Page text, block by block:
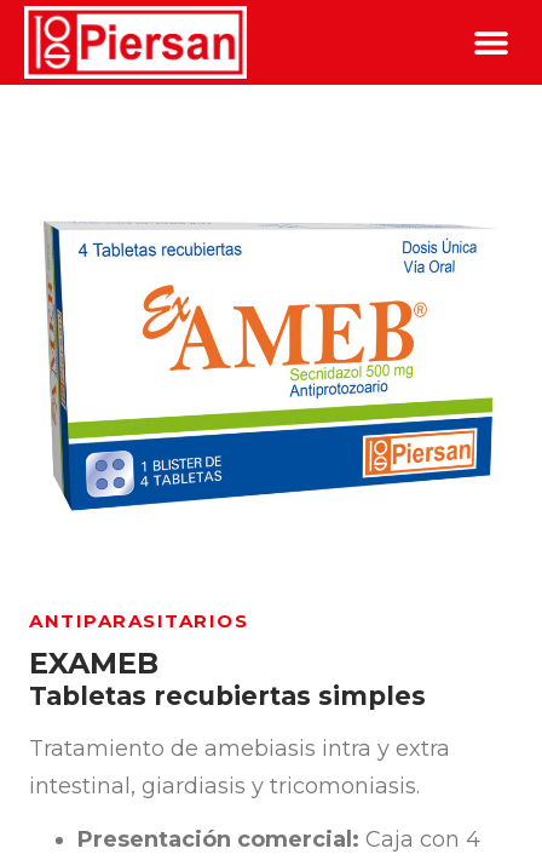
ANTIPARASITARIOS
EXAMEB
Tabletas recubiertas simples
Tratamiento de amebiasis intra y extra
intestinal, giardiasis y tricomoniasis.
Presentación comercial: Caja con 4